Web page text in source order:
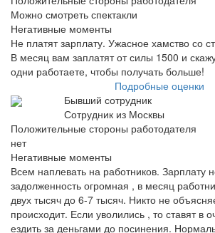
Можно смотреть спектакли
Негативные моменты
Не платят зарплату. Ужасное хамство со
В месяц вам заплатят от силы 1500 и
одни работаете, чтобы получать больше!
Подробные оценки
Бывший сотрудник
Сотрудник из Москвы
Положительные стороны работодателя
нет
Негативные моменты
Всем наплевать на работников. Зарплату
задолженность огромная , в месяц
двух тысяч до 6-7 тысяч. Никто не
происходит. Если уволились , то ставят в
ездить за деньгами до посинения.